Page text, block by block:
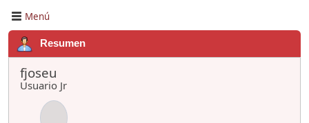
Menú
Resumen
fjoseu
Usuario Jr